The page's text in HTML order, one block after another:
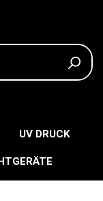
UV DRUCK